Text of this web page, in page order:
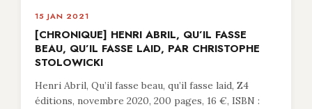
15 JAN 2021
[CHRONIQUE] HENRI ABRIL, QU’IL FASSE
BEAU, QU’IL FASSE LAID, PAR CHRISTOPHE
STOLOWICKI
Henri Abril, Qu’il fasse beau, qu’il fasse laid, Z4
éditions, novembre 2020, 200 pages, 16 €, ISBN :